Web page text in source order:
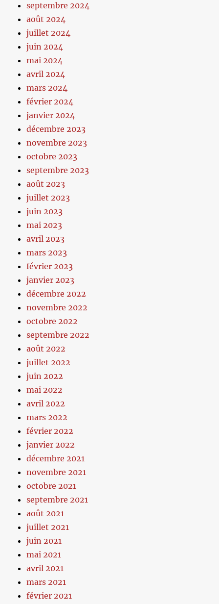
septembre 2024
août 2024
juillet 2024
juin 2024
mai 2024
avril 2024
mars 2024
février 2024
janvier 2024
décembre 2023
novembre 2023
octobre 2023
septembre 2023
août 2023
juillet 2023
juin 2023
mai 2023
avril 2023
mars 2023
février 2023
janvier 2023
décembre 2022
novembre 2022
octobre 2022
septembre 2022
août 2022
juillet 2022
juin 2022
mai 2022
avril 2022
mars 2022
février 2022
janvier 2022
décembre 2021
novembre 2021
octobre 2021
septembre 2021
août 2021
juillet 2021
juin 2021
mai 2021
avril 2021
mars 2021
février 2021